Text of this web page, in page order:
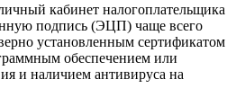
кабинет налогоплательщика
подпись (ЭЦП) чаще всего
установленным сертификатом
обеспечением или
и наличием антивируса на